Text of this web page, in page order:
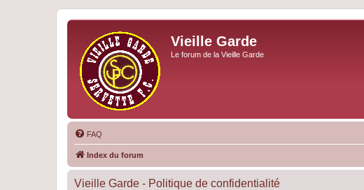
Vieille Garde
Le forum de la Vieille Garde
FAQ
Index du forum
Vieille Garde - Politique de confidentialité